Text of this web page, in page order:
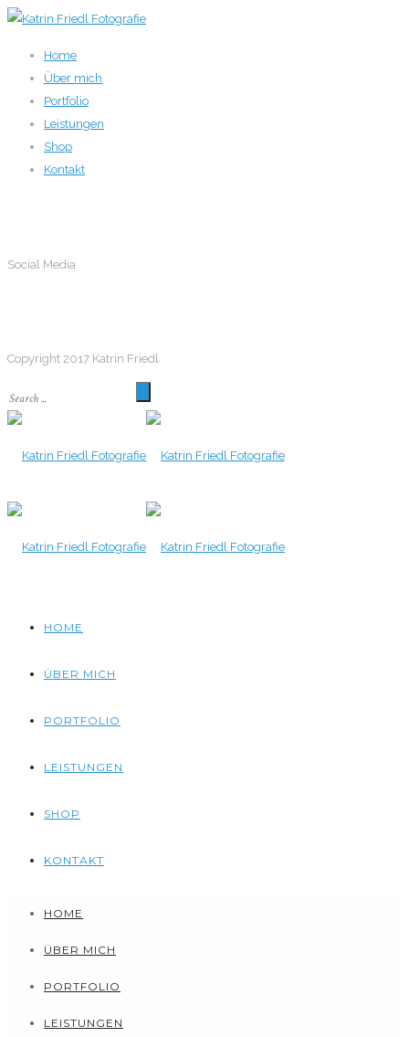
Home
Über mich
Portfolio
Leistungen
Shop
Kontakt
Social Media
Copyright 2017 Katrin Friedl
HOME
ÜBER MICH
PORTFOLIO
LEISTUNGEN
SHOP
KONTAKT
HOME
ÜBER MICH
PORTFOLIO
LEISTUNGEN